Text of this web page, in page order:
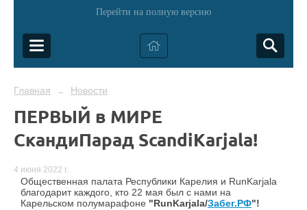
Перейти на полную версию
Главная → Новости
ПЕРВЫЙ в МИРЕ
СкандиПарад ScandiKarjala!
4 июня 2022 г.
Общественная палата Республики Карелия и RunKarjala
благодарит каждого, кто 22 мая был с нами на
Карельском полумарафоне "RunKarjala/Забег.РФ"!